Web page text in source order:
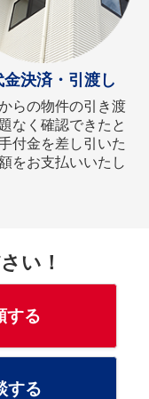
金決済・引渡し
らの物件の引き渡
なく確認できたと
付金を差し引いた
をお支払いいたし
い！
する
する